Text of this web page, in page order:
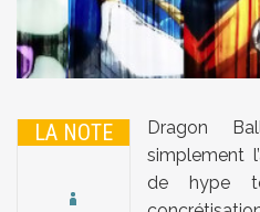
LA NOTE
Dragon
simplement
de hype